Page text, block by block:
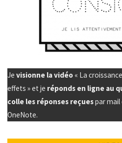
Jevisionne la vidéo « La
effets » et je réponds en ligne au
colle les réponses reçuespar mail
OneNote.